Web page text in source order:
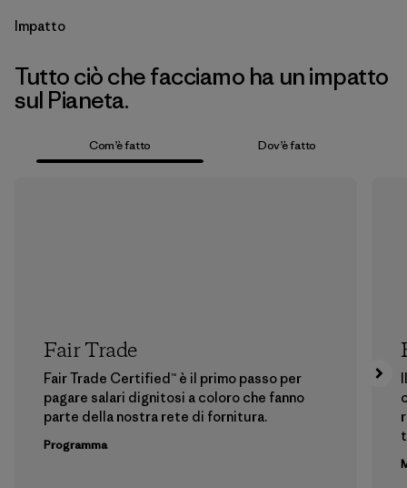
Impatto
Tutto ciò che facciamo ha un impatto
sul Pianeta.
Com’è fatto Dov’è fatto
Fair Trade
Fair Trade Certified™ è il primo passo per
pagare salari dignitosi a coloro che fanno
parte della nostra rete di fornitura.
Programma